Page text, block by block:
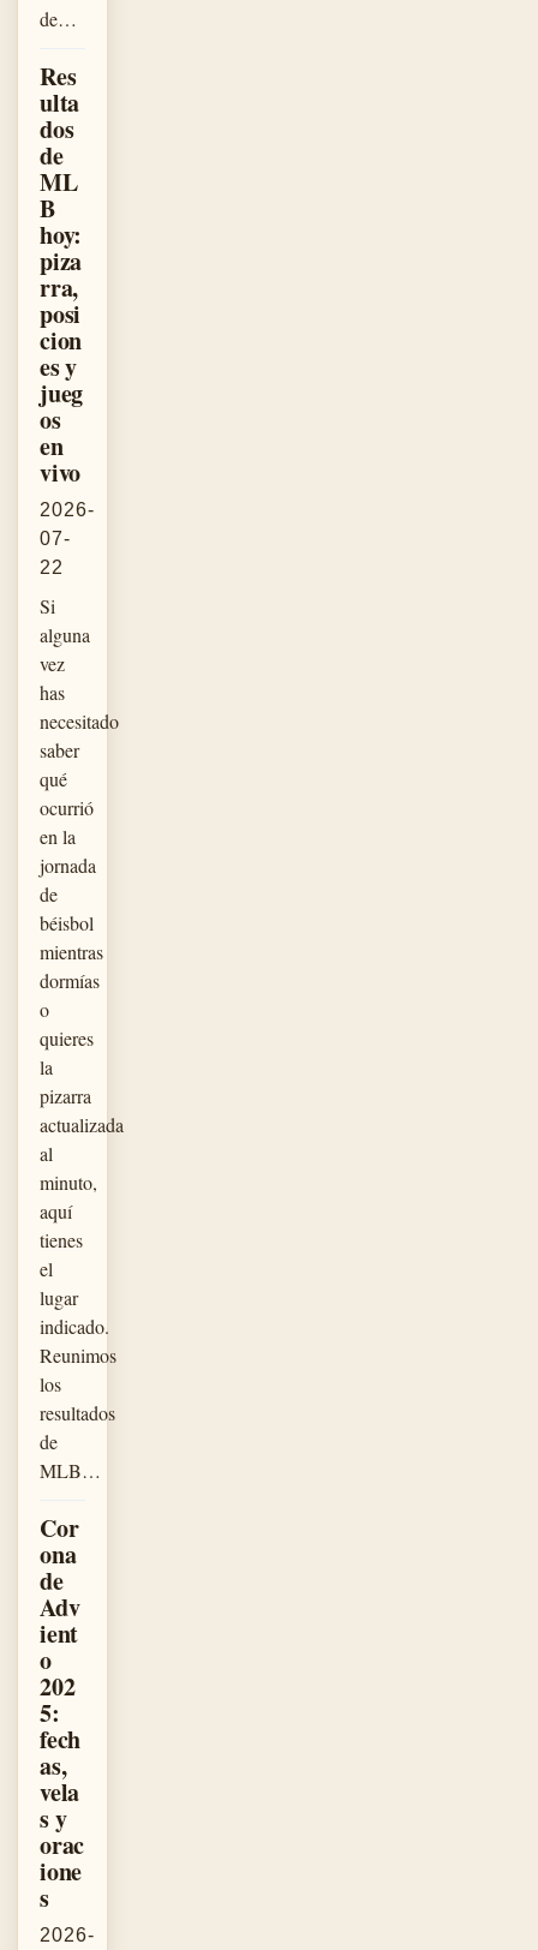
de…
Res
ulta
dos
de
ML
B
hoy:
piza
rra,
posi
cion
es y
jueg
os
en
vivo
2026-
07-
22
Si
alguna
vez
has
necesitado
saber
qué
ocurrió
en la
jornada
de
béisbol
mientras
dormías
o
quieres
la
pizarra
actualizada
al
minuto,
aquí
tienes
el
lugar
indicado.
Reunimos
los
resultados
de
MLB…
Cor
ona
de
Adv
ient
o
202
5:
fech
as,
vela
s y
orac
ione
s
2026-